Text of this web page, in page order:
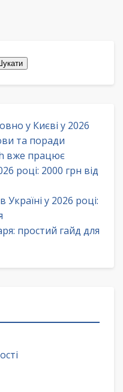
у Києві у 2026
та поради
вже працює
році: 2000 грн від
у 2026 році:
простий гайд для